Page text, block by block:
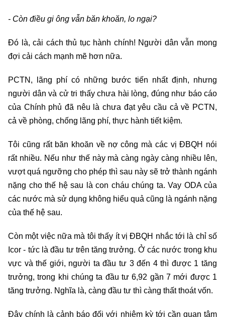
- Còn điều gi ông vẫn băn khoăn, lo ngại?
Đó là, cải cách thủ tục hành chính! Người dân vẫn mong
đợi cải cách mạnh mẽ hơn nữa.
PCTN, lãng phí có những bước tiến nhất định, nhưng
người dân và cử tri thấy chưa hài lòng, đúng như báo cáo
của Chính phủ đã nêu là chưa đạt yêu cầu cả về PCTN,
cả về phòng, chống lãng phí, thực hành tiết kiệm.
Tôi cũng rất băn khoăn về nợ công mà các vị ĐBQH nói
rất nhiều. Nếu như thế này mà càng ngày càng nhiều lên,
vượt quá ngưỡng cho phép thì sau này sẽ trở thành ngánh
nặng cho thế hệ sau là con cháu chúng ta. Vay ODA của
các nước mà sử dụng không hiểu quả cũng là ngánh nặng
của thế hệ sau.
Còn một việc nữa mà tôi thấy ít vị ĐBQH nhắc tới là chỉ số
Icor - tức là đầu tư trên tăng trưởng. Ở các nước trong khu
vực và thế giới, người ta đầu tư 3 đến 4 thì được 1 tăng
trưởng, trong khi chúng ta đầu tư 6,92 gần 7 mới được 1
tăng trưởng. Nghĩa là, càng đầu tư thì càng thất thoát vốn.
Đây chính là cảnh báo đối với nhiệm kỳ tới cần quan tâm